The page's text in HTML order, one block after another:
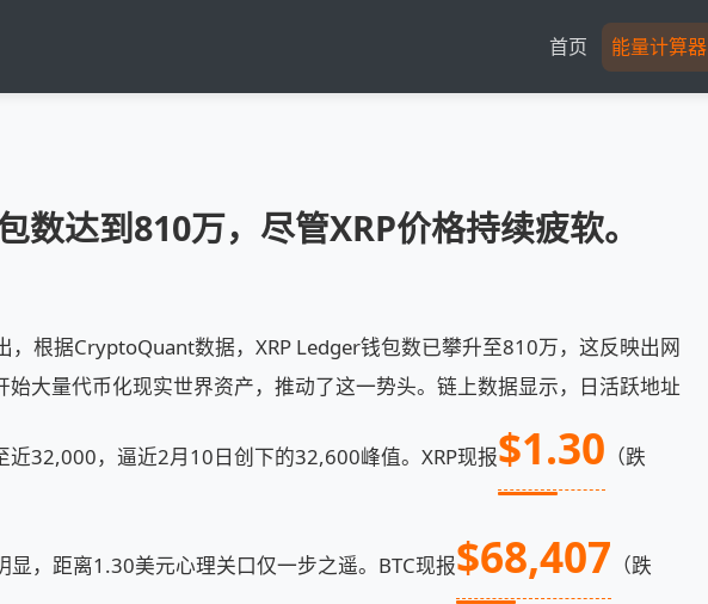
首页 能量计算器
数达到810万，尽管XRP价格持续疲软。
，根据CryptoQuant数据，XRP Ledger钱包数已攀升至810万，这反映出网
始大量代币化现实世界资产，推动了这一势头。链上数据显示，日活跃地址
近32,000，逼近2月10日创下的32,600峰值。XRP现报$1.30 （跌
，距离1.30美元心理关口仅一步之遥。BTC现报$68,407 （跌